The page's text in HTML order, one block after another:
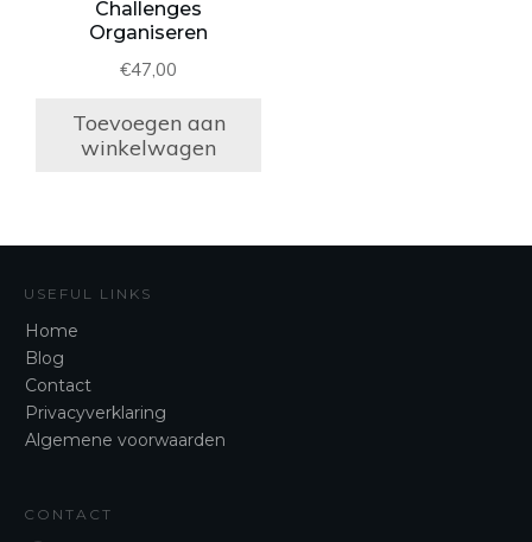
Challenges
Organiseren
€47,00
Toevoegen aan
winkelwagen
USEFUL LINKS
Home
Blog
Contact
Privacyverklaring
Algemene voorwaarden
CONTACT